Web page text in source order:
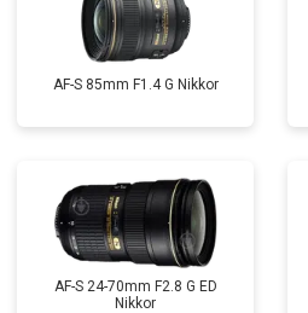
AF-S 85mm F1.4 G Nikkor
AF-S 24-70mm F2.8 G ED
Nikkor